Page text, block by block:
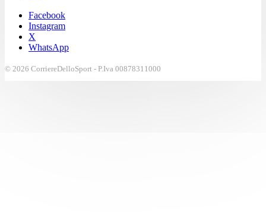
Facebook
Instagram
X
WhatsApp
© 2026 CorriereDelloSport - P.Iva 00878311000